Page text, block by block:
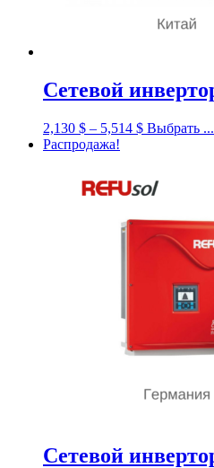
Сетевой
2,130 $ – 5,514 $ Выбрать ...
Распродажа!
Сетевой